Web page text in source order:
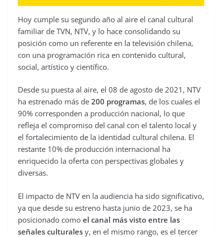
Hoy cumple su segundo año al aire el canal cultural
familiar de TVN, NTV, y lo hace consolidando su
posición como un referente en la televisión chilena,
con una programación rica en contenido cultural,
social, artístico y científico.
Desde su puesta al aire, el 08 de agosto de 2021, NTV
ha estrenado más de 200 programas, de los cuales el
90% corresponden a producción nacional, lo que
refleja el compromiso del canal con el talento local y
el fortalecimiento de la identidad cultural chilena. El
restante 10% de producción internacional ha
enriquecido la oferta con perspectivas globales y
diversas.
El impacto de NTV en la audiencia ha sido significativo,
ya que desde su estreno hasta junio de 2023, se ha
posicionado como el canal más visto entre las
señales culturales y, en el mismo rango, es el tercer